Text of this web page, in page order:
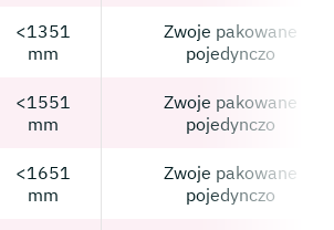
<1351
mm
Zwoje pakowane
pojedynczo
<1551
mm
Zwoje pakowane
pojedynczo
<1651
mm
Zwoje pakowane
pojedynczo